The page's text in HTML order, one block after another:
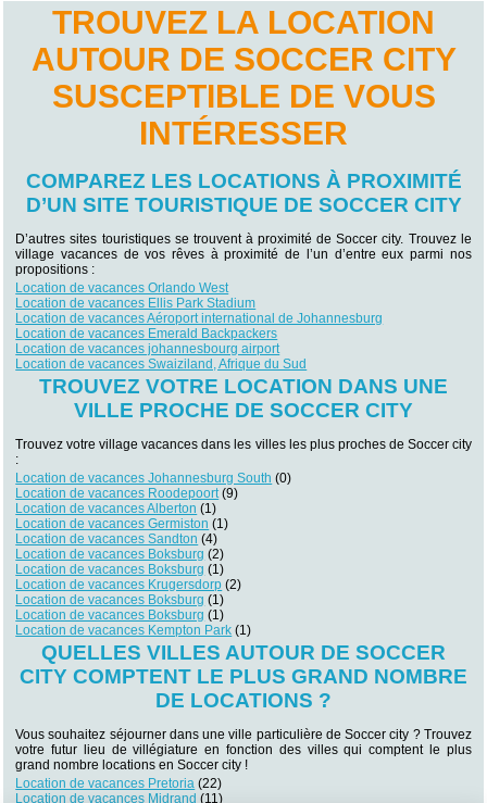
TROUVEZ LA LOCATION
AUTOUR DE SOCCER CITY
SUSCEPTIBLE DE VOUS
INTÉRESSER
COMPAREZ LES LOCATIONS À PROXIMITÉ
D’UN SITE TOURISTIQUE DE SOCCER CITY
D’autres sites touristiques se trouvent à proximité de Soccer city. Trouvez le
village vacances de vos rêves à proximité de l’un d’entre eux parmi nos
propositions :
Location de vacances Orlando West
Location de vacances Ellis Park Stadium
Location de vacances Aéroport international de Johannesburg
Location de vacances Emerald Backpackers
Location de vacances johannesbourg airport
Location de vacances Swaiziland, Afrique du Sud
TROUVEZ VOTRE LOCATION DANS UNE
VILLE PROCHE DE SOCCER CITY
Trouvez votre village vacances dans les villes les plus proches de Soccer city
:
Location de vacances Johannesburg South (0)
Location de vacances Roodepoort(9)
Location de vacances Alberton (1)
Location de vacances Germiston (1)
Location de vacances Sandton (4)
Location de vacances Boksburg (2)
Location de vacances Boksburg (1)
Location de vacances Krugersdorp (2)
Location de vacances Boksburg (1)
Location de vacances Boksburg (1)
Location de vacances Kempton Park (1)
QUELLES VILLES AUTOUR DE SOCCER
CITY COMPTENT LE PLUS GRAND NOMBRE
DE LOCATIONS ?
Vous souhaitez séjourner dans une ville particulière de Soccer city ? Trouvez
votre futur lieu de villégiature en fonction des villes qui comptent le plus
grand nombre locations en Soccer city !
Location de vacances Pretoria (22)
Location de vacances Midrand (11)